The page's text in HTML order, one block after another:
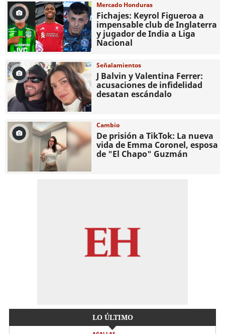
Mercado Honduras
Fichajes: Keyrol Figueroa a
impensable club de Inglaterra
y jugador de India a Liga
Nacional
Señalamientos
J Balvin y Valentina Ferrer:
acusaciones de infidelidad
desatan escándalo
Cambio
De prisión a TikTok: La nueva
vida de Emma Coronel, esposa
de "El Chapo" Guzmán
LO ÚLTIMO